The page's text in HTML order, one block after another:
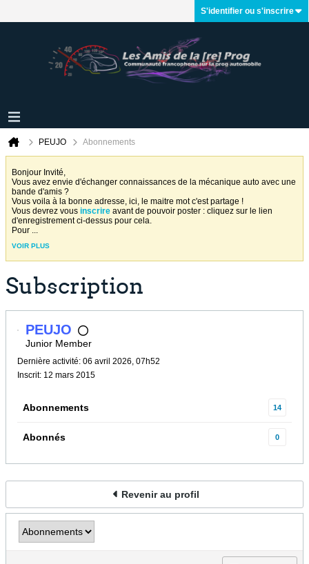
S'identifier ou s'inscrire
PEUJO Abonnements
Bonjour Invité,
Vous avez envie d'échanger connaissances de la mécanique auto avec une
bande d'amis ?
Vous voila à la bonne adresse, ici, le maitre mot c'est partage !
Vous devrez vous inscrire avant de pouvoir poster : cliquez sur le lien
d'enregistrement ci-dessus pour cela.
Pour ...
VOIR PLUS
Subscription
PEUJO
Junior Member
Dernière activité: 06 avril 2026, 07h52
Inscrit: 12 mars 2015
Abonnements 14
Abonnés 0
Revenir au profil